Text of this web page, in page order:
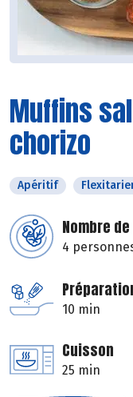
Muffins
chorizo
Apéritif
Nombre
4
10 min
Cuisson
25 min